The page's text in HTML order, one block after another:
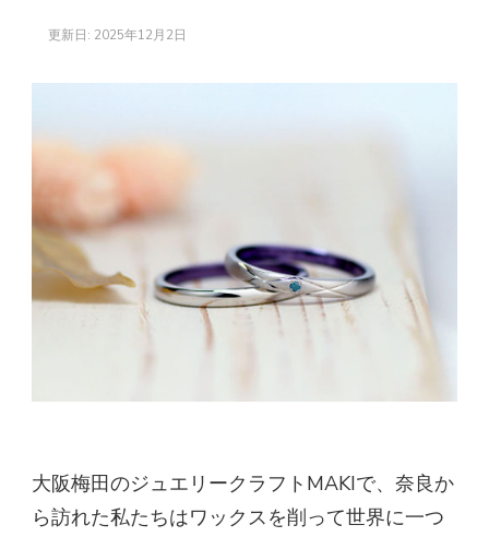
更新日: 2025年12月2日
大阪梅田のジュエリークラフトMAKIで、奈良か
ら訪れた私たちはワックスを削って世界に一つ